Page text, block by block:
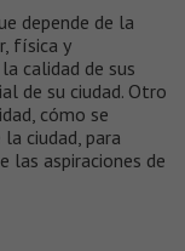
depende de la
física y
calidad de sus
de su ciudad. Otro
cómo se
ciudad, para
las aspiraciones de